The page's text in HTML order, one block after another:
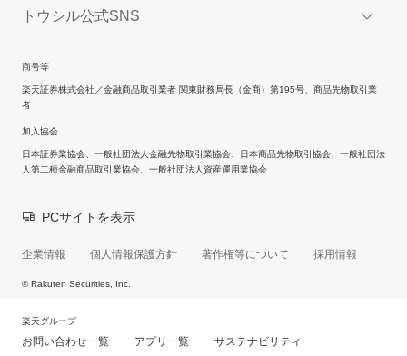
トウシル公式SNS
商号等
楽天証券株式会社／金融商品取引業者 関東財務局長（金商）第195号、商品先物取引業
者
加入協会
日本証券業協会、一般社団法人金融先物取引業協会、日本商品先物取引協会、一般社団法
人第二種金融商品取引業協会、一般社団法人資産運用業協会
PCサイトを表示
企業情報 個人情報保護方針 著作権等について 採用情報
© Rakuten Securities, Inc.
楽天グループ
お問い合わせ一覧 アプリ一覧 サステナビリティ